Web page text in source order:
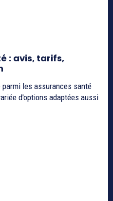
: avis, tarifs,
les assurances santé
d'options adaptées aussi